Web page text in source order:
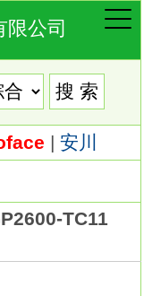
限公司
| 安川
TC11